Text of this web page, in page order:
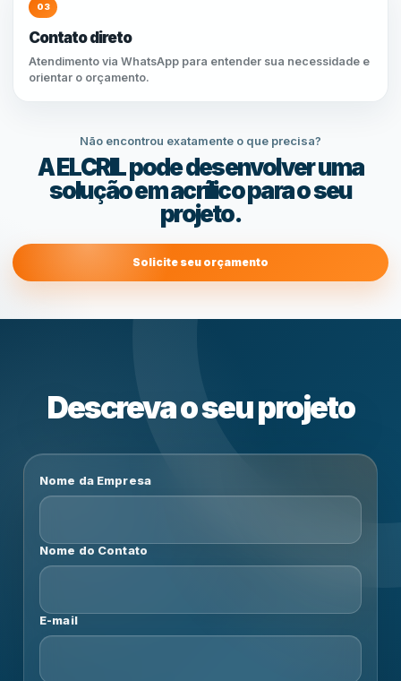
03
Contato direto
Atendimento via WhatsApp para entender sua necessidade e
orientar o orçamento.
Não encontrou exatamente o que precisa?
A ELCRIL pode desenvolver uma
solução em acrílico para o seu
projeto.
Solicite seu orçamento
Descreva o seu projeto
Nome da Empresa
Nome do Contato
E-mail